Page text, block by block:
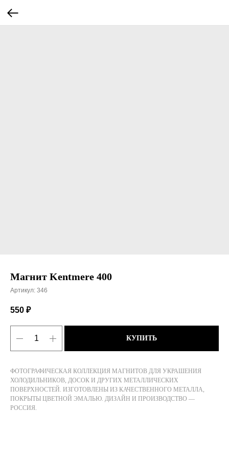
Магнит Kentmere 400
Артикул: 346
550 ₽
КУПИТЬ
ФОТОГРАФИЧЕСКАЯ КОЛЛЕКЦИЯ МАГНИТОВ ДЛЯ УКРАШЕНИЯ
ХОЛОДИЛЬНИКОВ, ДОСОК И ДРУГИХ МЕТАЛЛИЧЕСКИХ
ПОВЕРХНОСТЕЙ. ИЗГОТОВЛЕНЫ ИЗ КАЧЕСТВЕННОГО МЕТАЛЛА,
ПОКРЫТЫ ЦВЕТНОЙ ЭМАЛЬЮ. ДИЗАЙН И ПРОИЗВОДСТВО —
РОССИЯ.